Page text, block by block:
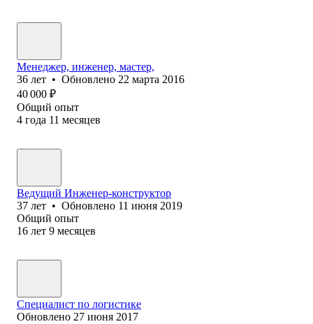
Менеджер, инженер, мастер,
36 лет • Обновлено 22 марта 2016
40 000 ₽
Общий опыт
4 года 11 месяцев
Ведущий Инженер-конструктор
37 лет • Обновлено 11 июня 2019
Общий опыт
16 лет 9 месяцев
Специалист по логистике
Обновлено 27 июня 2017